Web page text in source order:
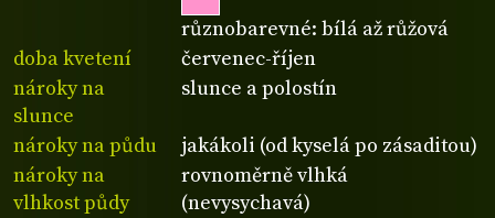
různobarevné: bílá až růžová
doba kvetení
červenec-říjen
nároky na
slunce
slunce a polostín
nároky na půdu
jakákoli (od kyselá po zásaditou)
nároky na
vlhkost půdy
rovnoměrně vlhká
(nevysychavá)